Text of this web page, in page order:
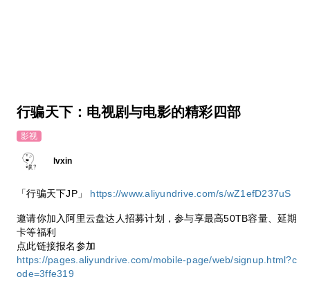
行骗天下：电视剧与电影的精彩四部
影视
lvxin
「行骗天下JP」 https://www.aliyundrive.com/s/wZ1efD237uS
邀请你加入阿里云盘达人招募计划，参与享最高50TB容量、延期
卡等福利
点此链接报名参加
https://pages.aliyundrive.com/mobile-page/web/signup.html?c
ode=3ffe319